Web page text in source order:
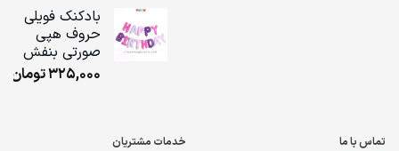
بادکنک فویلی
حروف هپی
صورتی بنفش
325,000تومان
تماس با ما خدمات مشتریان